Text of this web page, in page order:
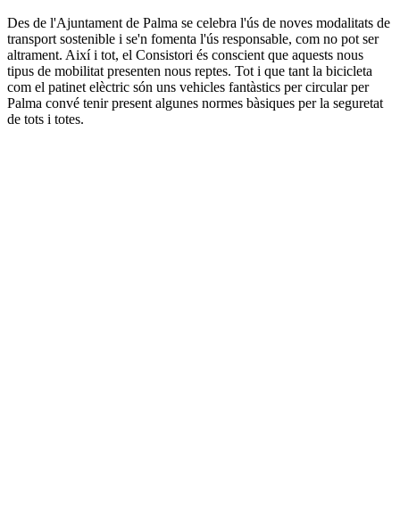
Des de l'Ajuntament de Palma se celebra l'ús de noves modalitats de
transport sostenible i se'n fomenta l'ús responsable, com no pot ser
altrament. Així i tot, el Consistori és conscient que aquests nous
tipus de mobilitat presenten nous reptes. Tot i que tant la bicicleta
com el patinet elèctric són uns vehicles fantàstics per circular per
Palma convé tenir present algunes normes bàsiques per la seguretat
de tots i totes.